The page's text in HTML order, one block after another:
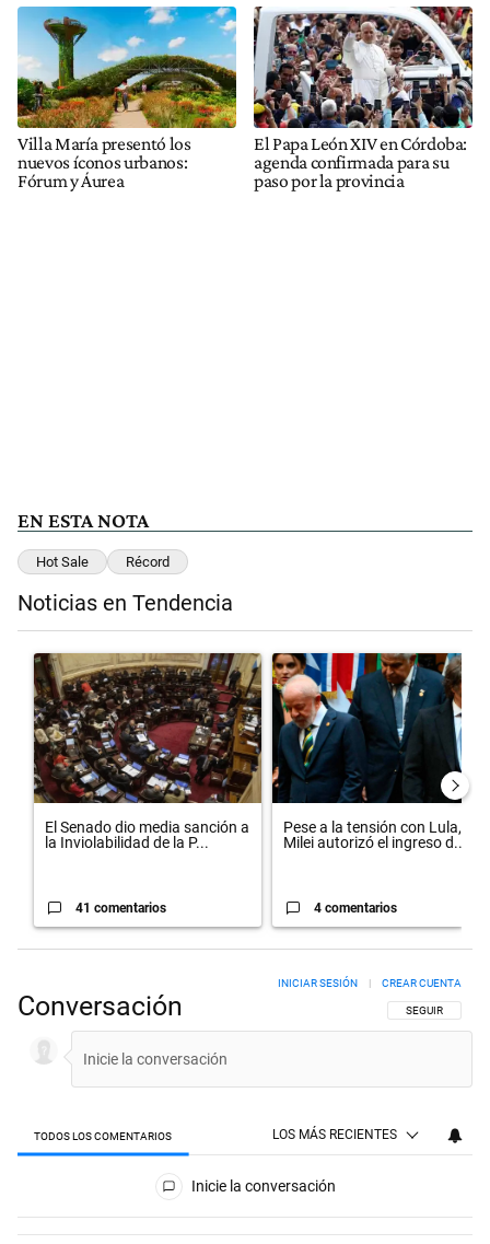
Villa María presentó los
nuevos íconos urbanos:
Fórum y Áurea
El Papa León XIV en Córdoba:
agenda confirmada para su
paso por la provincia
EN ESTA NOTA
Hot Sale Récord
Noticias en Tendencia
Un artículo de tendencia con el título "El Senado dio media sanción
El Senado dio media sanción a
la Inviolabilidad de la P...
41 comentarios
Un artículo de tendencia con el
Pese a la tensión con Lula,
Milei autorizó el ingreso d...
4 comentarios
Conversación SIGA ESTA
SEGUIR
INICIAR SESIÓN CREAR CUENTA
TODOS LOS COMENTARIOS LOS MÁS RECIENTES
Todos los comentarios
Inicie la conversación